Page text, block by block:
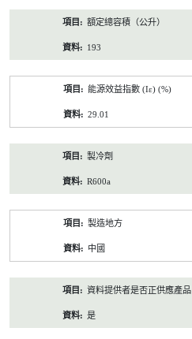
額定總容積（公升）
193
能源效益指數 (Iε) (%)
29.01
製冷劑
R600a
製造地方
中國
資料提供者是否正供應產品
是